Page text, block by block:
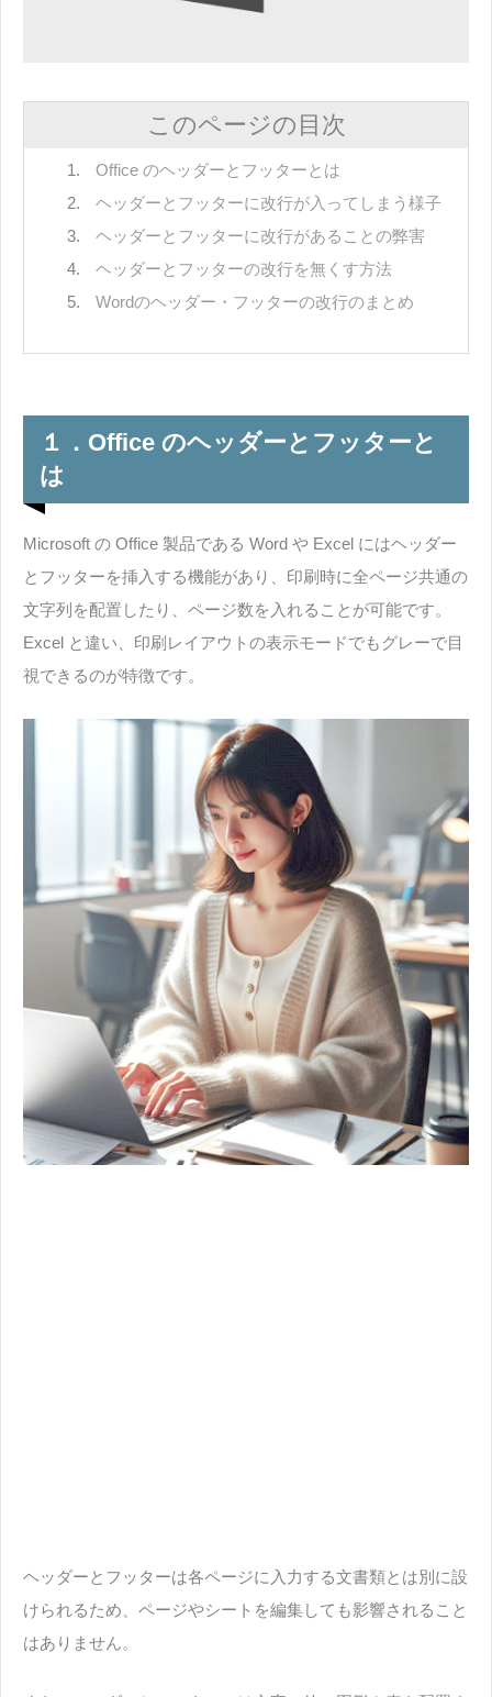
このページの目次
Office のヘッダーとフッターとは
ヘッダーとフッターに改行が入ってしまう様子
ヘッダーとフッターに改行があることの弊害
ヘッダーとフッターの改行を無くす方法
Wordのヘッダー・フッターの改行のまとめ
１．Office のヘッダーとフッターと
は
Microsoft の Office 製品である Word や Excel にはヘッダー
とフッターを挿入する機能があり、印刷時に全ページ共通の
文字列を配置したり、ページ数を入れることが可能です。
Excel と違い、印刷レイアウトの表示モードでもグレーで目
視できるのが特徴です。
ヘッダーとフッターは各ページに入力する文書類とは別に設
けられるため、ページやシートを編集しても影響されること
はありません。